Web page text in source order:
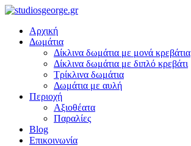
Αρχική
Δωμάτια
Δίκλινα δωμάτια με μονά κρεβάτια
Δίκλινα δωμάτια με διπλό κρεβάτι
Τρίκλινα δωμάτια
Δωμάτια με αυλή
Περιοχή
Αξιοθέατα
Παραλίες
Blog
Επικοινωνία